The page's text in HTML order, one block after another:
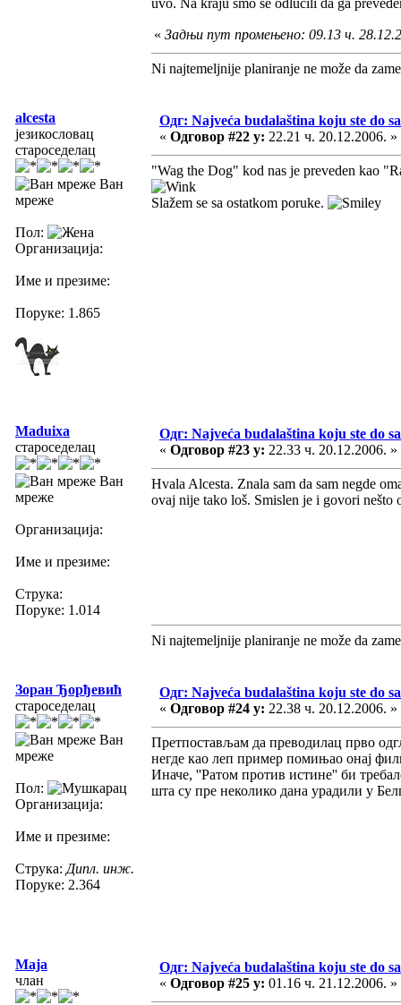
« Задњи пут промењено: 09.13 ч.
Ni najtemeljnije planiranje ne može da
alcesta
језикословац
староседелац
Ван
мреже
Пол:
Организација:
Име и презиме:
Поруке: 1.865
Одг: Najveća budalaština koju ste do
« Одговор #22 у: 22.21 ч. 20.12.2006. »
"Wag the Dog" kod nas je preveden kao
Slažem se sa ostatkom poruke.
Maduixa
староседелац
Ван
мреже
Организација:
Име и презиме:
Струка:
Поруке: 1.014
Одг: Najveća budalaština koju ste do
« Одговор #23 у: 22.33 ч. 20.12.2006. »
Hvala Alcesta. Znala sam da sam negde
ovaj nije tako loš. Smislen je i govori nešto
Ni najtemeljnije planiranje ne može da
Зоран Ђорђевић
староседелац
Ван
мреже
Пол:
Организација:
Име и презиме:
Струка: Дипл. инж.
Поруке: 2.364
Одг: Najveća budalaština koju ste do
« Одговор #24 у: 22.38 ч. 20.12.2006. »
Претпостављам да преводилац прво
негде као леп пример помињао онај
Иначе, ''Ратом против истине'' би
шта су пре неколико дана урадили у
Maja
члан
Одг: Najveća budalaština koju ste do
« Одговор #25 у: 01.16 ч. 21.12.2006. »